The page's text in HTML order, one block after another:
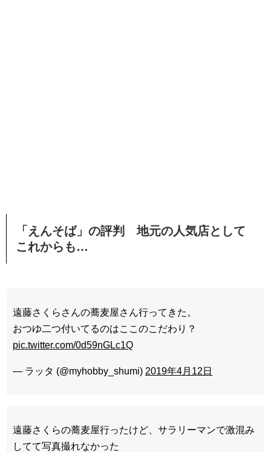
「えんそば」の評判 地元の人気店として
これからも…
遠藤さくらさんの蕎麦屋さん行ってきた。
おつゆ二つ付いてるのはここのこだわり？
pic.twitter.com/0d59nGLc1Q
— ラッタ (@myhobby_shumi) 2019年4月12日
遠藤さくらの蕎麦屋行ったけど、サラリーマンで激混み
してて写真撮れなかった